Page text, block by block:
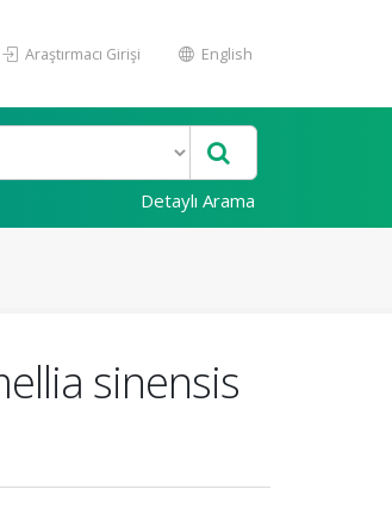
Araştırmacı Girişi English
Detaylı Arama
sinensis